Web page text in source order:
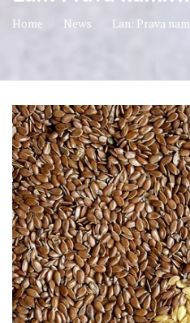
Home News Lan: Prava